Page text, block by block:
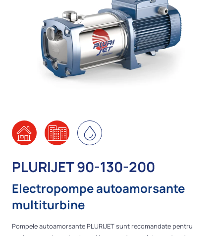
PLURIJET 90-130-200
Electropompe autoamorsante
multiturbine
Pompele autoamorsante PLURIJET sunt recomandate pentru